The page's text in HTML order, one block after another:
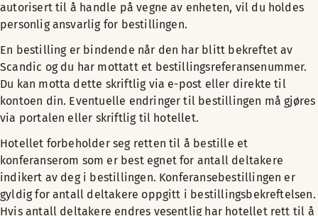
autorisert til å handle på vegne av enheten, vil du holdes
personlig ansvarlig for bestillingen.
En bestilling er bindende når den har blitt bekreftet av
Scandic og du har mottatt et bestillingsreferansenummer.
Du kan motta dette skriftlig via e-post eller direkte til
kontoen din. Eventuelle endringer til bestillingen må gjøres
via portalen eller skriftlig til hotellet.
Hotellet forbeholder seg retten til å bestille et
konferanserom som er best egnet for antall deltakere
indikert av deg i bestillingen. Konferansebestillingen er
gyldig for antall deltakere oppgitt i bestillingsbekreftelsen.
Hvis antall deltakere endres vesentlig har hotellet rett til å